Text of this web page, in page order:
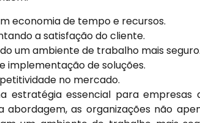
economia de tempo e recursos.
a satisfação do cliente.
um ambiente de trabalho mais seguro.
implementação de soluções.
no mercado.
estratégia essencial para empresas
as organizações não